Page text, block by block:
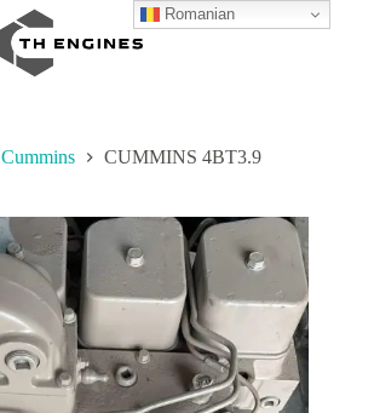
Cummins CUMMINS 4BT3.9
Romanian